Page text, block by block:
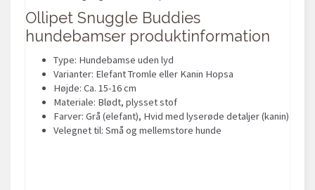
Ollipet Snuggle Buddies
hundebamser produktinformation
Type: Hundebamse uden lyd
Varianter: Elefant Tromle eller Kanin Hopsa
Højde: Ca. 15-16 cm
Materiale: Blødt, plysset stof
Farver: Grå (elefant), Hvid med lyserøde detaljer (kanin)
Velegnet til: Små og mellemstore hunde